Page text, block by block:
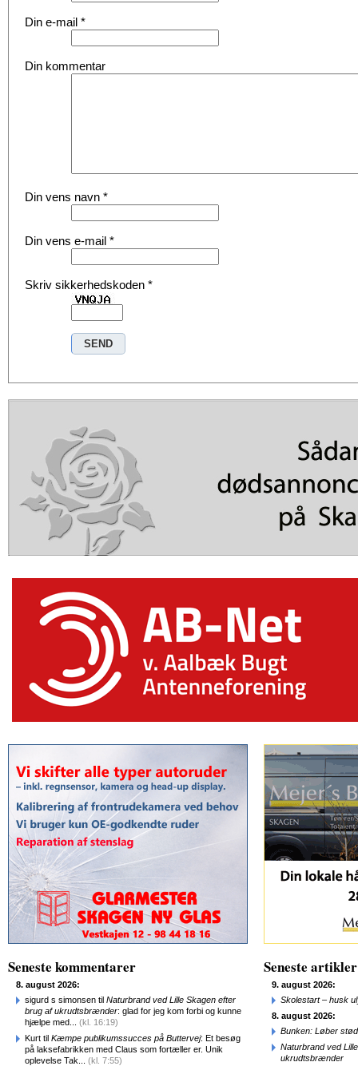
Din e-mail *
Din kommentar
Din vens navn *
Din vens e-mail *
Skriv sikkerhedskoden *
Seneste kommentarer
8. august 2026:
sigurd s simonsen til Naturbrand ved Lille Skagen efter
brug af ukrudtsbrænder: glad for jeg kom forbi og kunne
hjælpe med... (kl. 16:19)
Kurt til Kæmpe publikumssucces på Buttervej: Et besøg
på laksefabrikken med Claus som fortæller er. Unik
oplevelse Tak... (kl. 7:55)
Seneste artikler
9. august 2026:
Skolestart – husk
8. august 2026:
Bunken: Løber
Naturbrand ved
ukrudtsbrænder